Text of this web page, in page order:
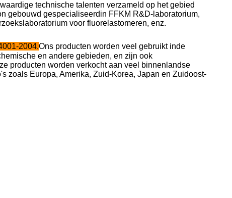
technische talenten verzameld op het gebied
gebouwd gespecialiseerdin FFKM R&D-laboratorium,
voor fluorelastomeren, enz.
2004.Ons producten worden veel gebruikt inde
en andere gebieden, en zijn ook
producten worden verkocht aan veel binnenlandse
zoals Europa, Amerika, Zuid-Korea, Japan en Zuidoost-